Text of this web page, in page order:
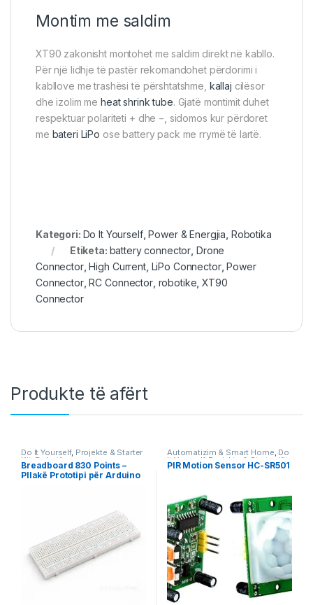
Montim me saldim
XT90 zakonisht montohet me saldim direkt në kabllo.
Për një lidhje të pastër rekomandohet përdorimi i
kabllove me trashësi të përshtatshme, kallaj cilësor
dhe izolim meheat shrink tube. Gjatë montimit duhet
respektuar polariteti + dhe −, sidomos kur përdoret
me bateri LiPo ose battery pack me rrymë të lartë.
Kategori: Do It Yourself,Power & Energjia Robotika
Etiketa: battery connector Drone
Connector,High Current, LiPo Connector,Power
Connector,RC Connector, robotike ,XT90
Connector
Produkte të afërt
Do It Yourself, Projekte & Starter
Kit Robotika
Breadboard 830 Points –
Pllakë Prototipi për Arduino
Automatizim & Smart Home, Do
It Yourself, Projekte & Starter Kit,
Robotika
PIR Motion Sensor HC-SR501